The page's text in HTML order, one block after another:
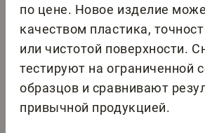
по цене. Новое изделие
качеством пластика,
или чистотой поверхности.
тестируют на ограниченной
образцов и сравнивают
привычной продукцией.